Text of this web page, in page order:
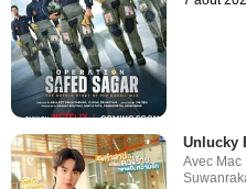
Unlucky
Avec